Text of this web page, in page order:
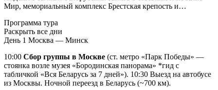
Мир, мемориальный комплекс Брестская крепость и…
Программа тура
Раскрыть все дни
День 1 Москва — Минск
10:00 Сбор группы в Москве (ст. метро «Парк Победы» —
стоянка возле музея «Бородинская панорама» *гид с
табличкой «Вся Беларусь за 7 дней»). 10:30 Выезд на автобусе
из Москвы. Ночной переезд в Беларусь (~700 км).